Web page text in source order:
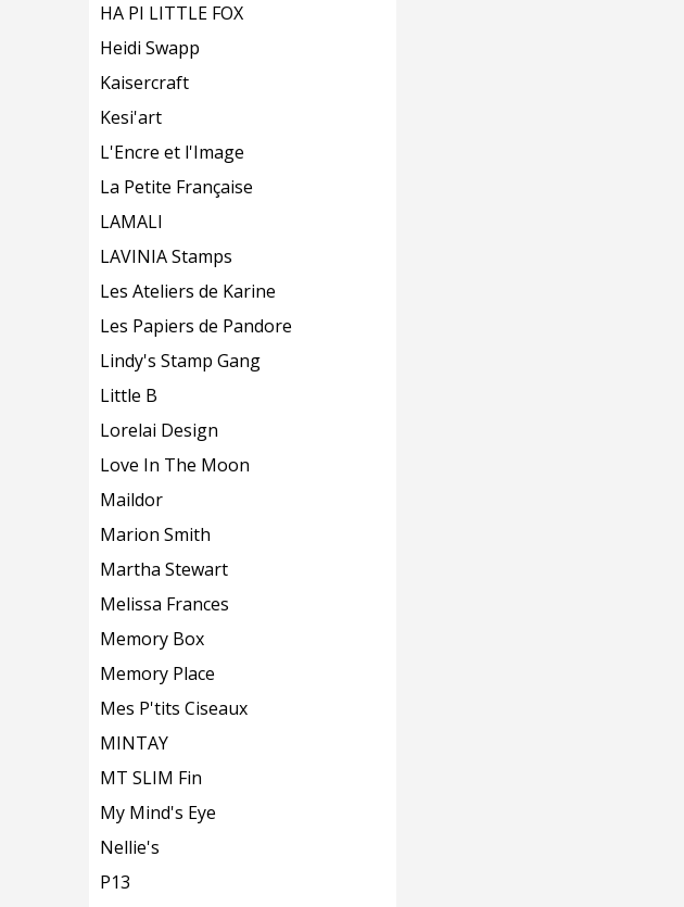
HA PI LITTLE FOX
Heidi Swapp
Kaisercraft
Kesi'art
L'Encre et l'Image
La Petite Française
LAMALI
LAVINIA Stamps
Les Ateliers de Karine
Les Papiers de Pandore
Lindy's Stamp Gang
Little B
Lorelai Design
Love In The Moon
Maildor
Marion Smith
Martha Stewart
Melissa Frances
Memory Box
Memory Place
Mes P'tits Ciseaux
MINTAY
MT SLIM Fin
My Mind's Eye
Nellie's
P13